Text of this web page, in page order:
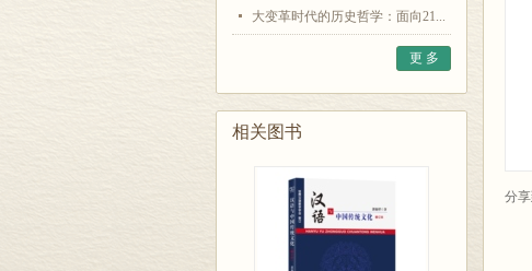
大变革时代的历史哲学：面向21...
更 多
相关图书
分享